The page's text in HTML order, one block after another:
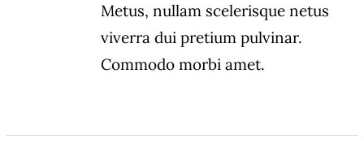
Metus, nullam scelerisque netus
viverra dui pretium pulvinar.
Commodo morbi amet.